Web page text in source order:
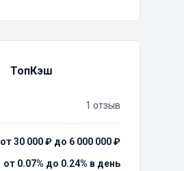
ТопКэш
1 отзыв
от 30 000 ₽ до 6 000 000 ₽
от 0.07% до 0.24% в день